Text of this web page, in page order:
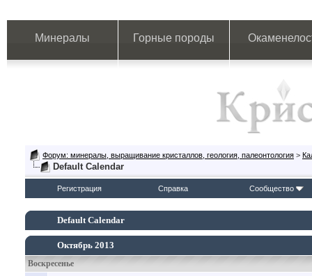
Минералы Горные породы
Форум: минералы, выращивание кристаллов, геология, палеонтология >
Default Calendar
Регистрация Справка Сообщество
Default Calendar
Октябрь 2013
Воскресенье